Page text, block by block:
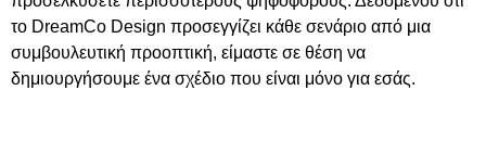
το DreamCo Design προσεγγίζει κάθε σενάριο από μια
συμβουλευτική προοπτική, είμαστε σε θέση να
δημιουργήσουμε ένα σχέδιο που είναι μόνο για εσάς.